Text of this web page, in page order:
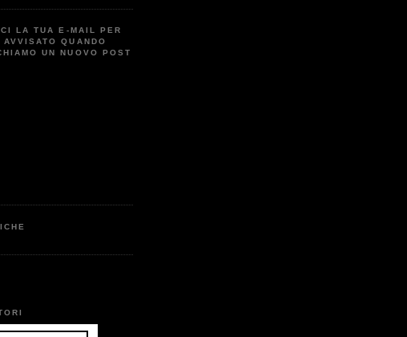
LA TUA E-MAIL PER
AVVISATO QUANDO
UN NUOVO POST